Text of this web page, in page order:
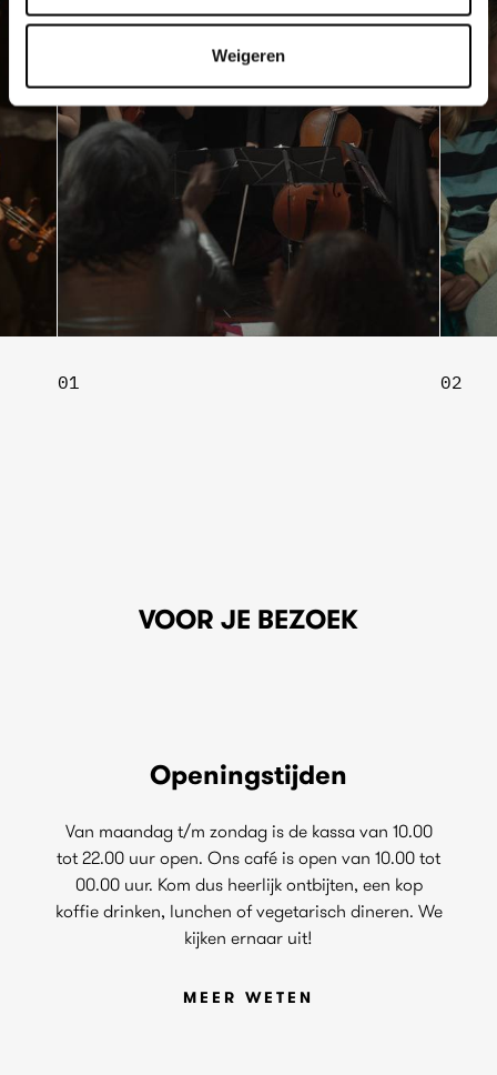
Weigeren
01 02
VOOR JE BEZOEK
Openingstijden
Van maandag t/m zondag is de kassa van 10.00
tot 22.00 uur open. Ons café is open van 10.00 tot
00.00 uur. Kom dus heerlijk ontbijten, een kop
koffie drinken, lunchen of vegetarisch dineren. We
kijken ernaar uit!
MEER WETEN